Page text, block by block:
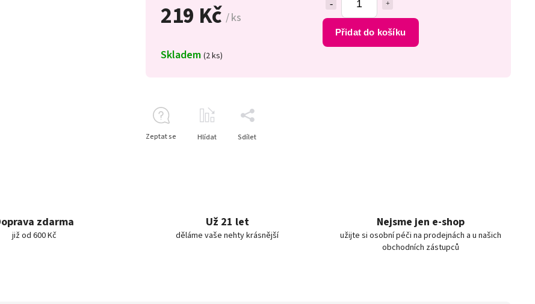
219 Kč / ks
Přidat do košíku
Skladem (2 ks)
Zeptat se Hlídat Sdílet
zdarma
již od 600 Kč
Už 21 let
děláme vaše nehty krásnější
Nejsme jen e-shop
užijte si osobní péči na prodejnách a u našich
obchodních zástupců